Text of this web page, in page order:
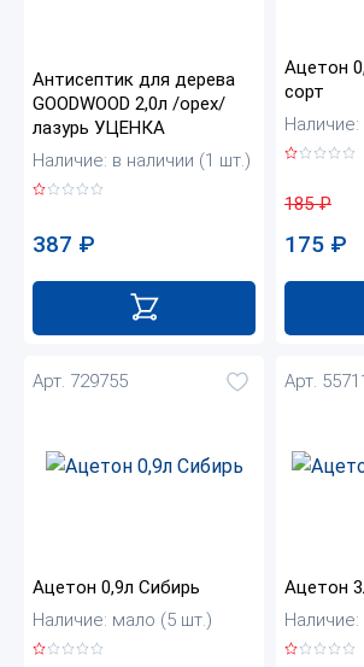
Антисептик для дерева
GOODWOOD 2,0л /орех/
лазурь УЦЕНКА
Наличие: в наличии (1 шт.)
387 ₽
Ацетон
сорт
185₽
175 ₽
Арт. 729755
Ацетон 0,9л Сибирь
Наличие: мало (5 шт.)
Арт.
Ацетон
Наличие: